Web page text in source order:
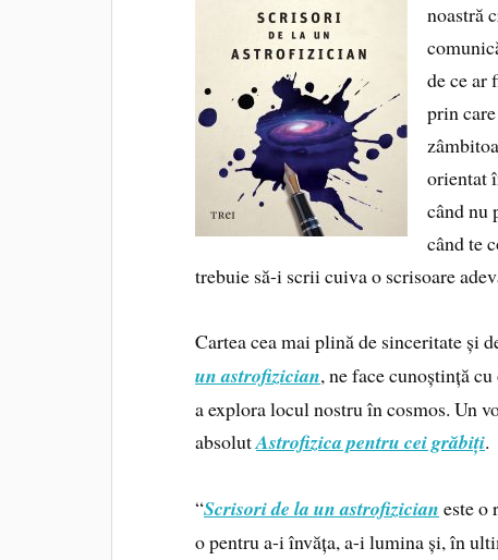
noastră
de ce ar
prin
orientat
când nu
când te
trebuie să-i scrii cuiva o scrisoare
Cartea cea mai plină de sinceritate și
un astrofizician, ne face cunoștință
a explora locul nostru în cosmos. Un
absolutAstrofizica pentru cei grăbiți.
“Scrisori de la un astrofizician este o
o pentru a-i învăța, a-i lumina și, în